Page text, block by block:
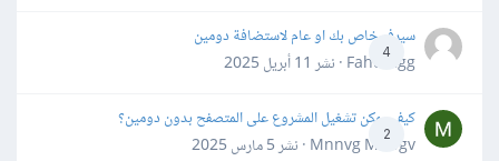
4
سيرفر خاص بك او عام لاستضافة دومين
Fahd Ggg · نشر
11 أبريل 2025
2
كيف يمكن تشغيل المشروع على المتصفح بدون دومين؟
Mnnvg Mnbgv · نشر
5 مارس 2025